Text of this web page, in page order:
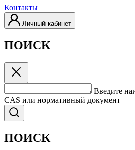
Контакты
Личный кабинет
ПОИСК
Введите
CAS или нормативный документ
ПОИСК